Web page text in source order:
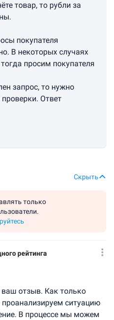
товар, то рубли за
покупателя
В некоторых случаях
просим покупателя
запрос, то нужно
Ответ
Скрыть
только
рейтинга
ваш отзыв. Как только
ситуацию
В процессе мы можем